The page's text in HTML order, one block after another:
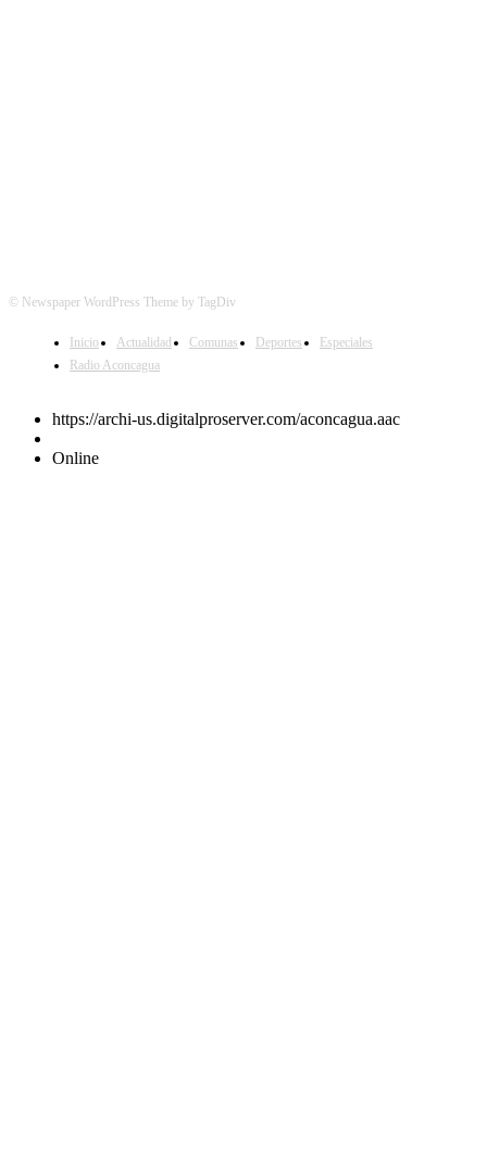
© Newspaper WordPress Theme by TagDiv
Inicio Actualidad Comunas Deportes
Especiales
Radio Aconcagua
https://archi-us.digitalproserver.com/aconcagua.aac
Online